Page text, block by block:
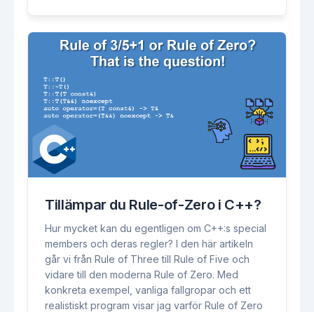
Tillämpar du Rule-of-Zero i C++?
Hur mycket kan du egentligen om C++:s special
members och deras regler? I den här artikeln
går vi från Rule of Three till Rule of Five och
vidare till den moderna Rule of Zero. Med
konkreta exempel, vanliga fallgropar och ett
realistiskt program visar jag varför Rule of Zero